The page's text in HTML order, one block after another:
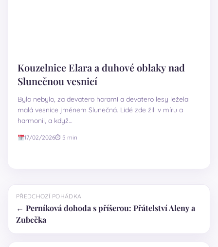
Kouzelnice Elara a duhové oblaky nad
Slunečnou vesnicí
Bylo nebylo, za devatero horami a devatero lesy ležela
malá vesnice jménem Slunečná. Lidé zde žili v míru a
harmonii, a když…
17/02/2026⏱ 5 min
PŘEDCHOZÍ POHÁDKA
← Perníková dohoda s příšerou: Přátelství Aleny a
Zubečka